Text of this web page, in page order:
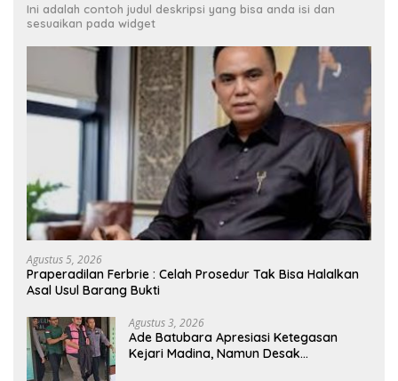
Ini adalah contoh judul deskripsi yang bisa anda isi dan
sesuaikan pada widget
Agustus 5, 2026
Praperadilan Ferbrie : Celah Prosedur Tak Bisa Halalkan
Asal Usul Barang Bukti
Agustus 3, 2026
Ade Batubara Apresiasi Ketegasan
Kejari Madina, Namun Desak